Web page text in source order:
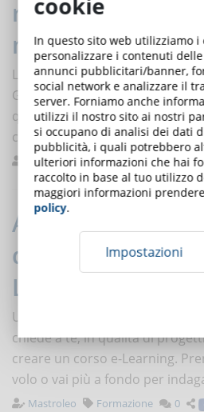
rappresenta
minaccia per i
La prima parola che associ alla
Gli insegnanti svolgono un
qualsiasi società. Ma nell'era
cambia?
Mastroleo Formazione 0
Analisi dei
quando la
Learning?
Un manager rileva un
chiede a te, in qualità di
creare un corso e-Learning.
volo o vai più a fondo per
Mastroleo Formazione 0
cookie
In questo sito web utilizziamo i
personalizzare i contenuti
annunci pubblicitari/banner,
social network e analizzare il
server. Forniamo anche
utilizzi il nostro sito ai nostri
si occupano di analisi dei dati
pubblicità, i quali potrebbero
ulteriori informazioni che hai
raccolto in base al tuo utilizzo
maggiori informazioni
policy.
Impostazioni